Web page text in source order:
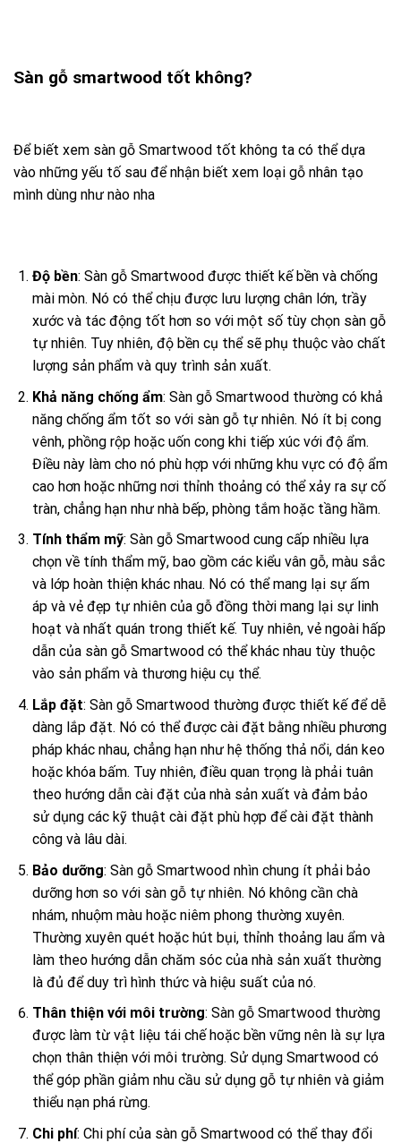
Sàn gỗ smartwood tốt không?
Để biết xem sàn gỗ Smartwood tốt không ta có thể dựa
vào những yếu tố sau để nhận biết xem loại gỗ nhân tạo
mình dùng như nào nha
Độ bền: Sàn gỗ Smartwood được thiết kế bền và chống
mài mòn. Nó có thể chịu được lưu lượng chân lớn, trầy
xước và tác động tốt hơn so với một số tùy chọn sàn gỗ
tự nhiên. Tuy nhiên, độ bền cụ thể sẽ phụ thuộc vào chất
lượng sản phẩm và quy trình sản xuất.
Khả năng chống ẩm: Sàn gỗ Smartwood thường có khả
năng chống ẩm tốt so với sàn gỗ tự nhiên. Nó ít bị cong
vênh, phồng rộp hoặc uốn cong khi tiếp xúc với độ ẩm.
Điều này làm cho nó phù hợp với những khu vực có độ ẩm
cao hơn hoặc những nơi thỉnh thoảng có thể xảy ra sự cố
tràn, chẳng hạn như nhà bếp, phòng tắm hoặc tầng hầm.
Tính thẩm mỹ: Sàn gỗ Smartwood cung cấp nhiều lựa
chọn về tính thẩm mỹ, bao gồm các kiểu vân gỗ, màu sắc
và lớp hoàn thiện khác nhau. Nó có thể mang lại sự ấm
áp và vẻ đẹp tự nhiên của gỗ đồng thời mang lại sự linh
hoạt và nhất quán trong thiết kế. Tuy nhiên, vẻ ngoài hấp
dẫn của sàn gỗ Smartwood có thể khác nhau tùy thuộc
vào sản phẩm và thương hiệu cụ thể.
Lắp đặt: Sàn gỗ Smartwood thường được thiết kế để dễ
dàng lắp đặt. Nó có thể được cài đặt bằng nhiều phương
pháp khác nhau, chẳng hạn như hệ thống thả nổi, dán keo
hoặc khóa bấm. Tuy nhiên, điều quan trọng là phải tuân
theo hướng dẫn cài đặt của nhà sản xuất và đảm bảo
sử dụng các kỹ thuật cài đặt phù hợp để cài đặt thành
công và lâu dài.
Bảo dưỡng: Sàn gỗ Smartwood nhìn chung ít phải bảo
dưỡng hơn so với sàn gỗ tự nhiên. Nó không cần chà
nhám, nhuộm màu hoặc niêm phong thường xuyên.
Thường xuyên quét hoặc hút bụi, thỉnh thoảng lau ẩm và
làm theo hướng dẫn chăm sóc của nhà sản xuất thường
là đủ để duy trì hình thức và hiệu suất của nó.
Thân thiện với môi trường: Sàn gỗ Smartwood thường
được làm từ vật liệu tái chế hoặc bền vững nên là sự lựa
chọn thân thiện với môi trường. Sử dụng Smartwood có
thể góp phần giảm nhu cầu sử dụng gỗ tự nhiên và giảm
thiểu nạn phá rừng.
Chi phí: Chi phí của sàn gỗ Smartwood có thể thay đổi